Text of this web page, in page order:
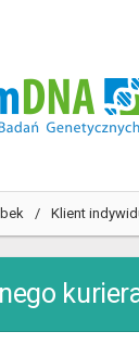
Klient